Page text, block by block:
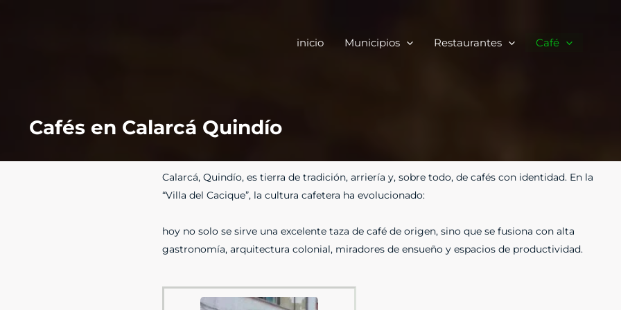
inicio Municipios Restaurantes Café
Cafés en Calarcá Quindío
Calarcá, Quindío, es tierra de tradición, arriería y, sobre todo, de cafés con identidad. En la
“Villa del Cacique”, la cultura cafetera ha evolucionado:
hoy no solo se sirve una excelente taza de café de origen, sino que se fusiona con alta
gastronomía, arquitectura colonial, miradores de ensueño y espacios de productividad.